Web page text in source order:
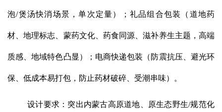
泡/煲汤快消场景，单次定量）；礼品组合包装（道地药
材、地理标志、蒙药文化、药食同源、滋补养生主题，高端
质感、地域特色凸显）；电商快递包装（防震抗压、避光环
保、低成本易打包，防止药材破碎、受潮串味）。
设计要求：突出内蒙古高原道地、原生态野生/规范化